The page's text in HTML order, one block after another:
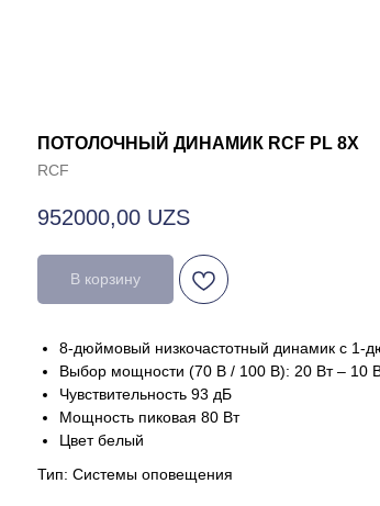
ПОТОЛОЧНЫЙ ДИНАМИК RCF PL 8X
RCF
952000,00 UZS
В корзину
8-дюймовый низкочастотный динамик с 1-
Выбор мощности (70 В / 100 В): 20 Вт – 10
Чувствительность 93 дБ
Мощность пиковая 80 Вт
Цвет белый
Тип: Системы оповещения